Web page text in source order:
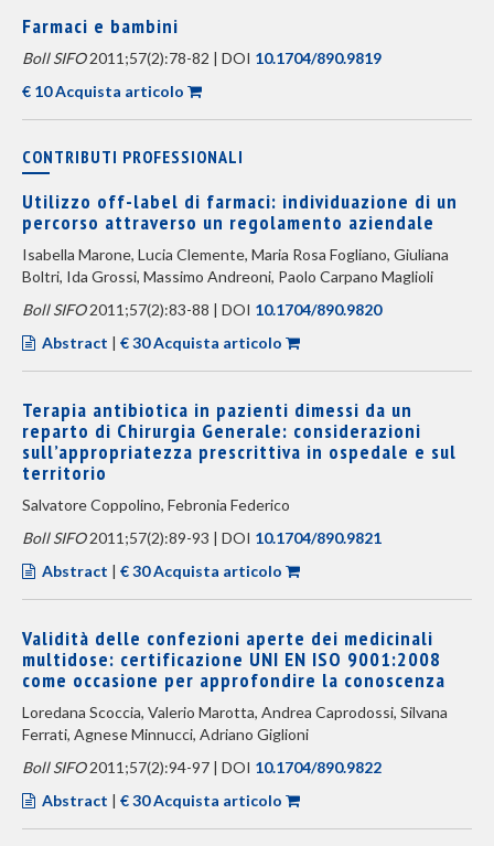
Farmaci e bambini
Boll SIFO2011;57(2):78-82 | DOI 10.1704/890.9819
€ 10 Acquista articolo
CONTRIBUTI PROFESSIONALI
Utilizzo off-label di farmaci: individuazione di un
percorso attraverso un regolamento aziendale
Isabella Marone, Lucia Clemente, Maria Rosa Fogliano, Giuliana
Boltri, Ida Grossi, Massimo Andreoni, Paolo Carpano Maglioli
Boll SIFO2011;57(2):83-88 | DOI 10.1704/890.9820
Abstract | € 30 Acquista articolo
Terapia antibiotica in pazienti dimessi da un
reparto di Chirurgia Generale: considerazioni
sull’appropriatezza prescrittiva in ospedale e sul
territorio
Salvatore Coppolino, Febronia Federico
Boll SIFO2011;57(2):89-93 | DOI 10.1704/890.9821
Abstract | € 30 Acquista articolo
Validità delle confezioni aperte dei medicinali
multidose: certificazione UNI EN ISO 9001:2008
come occasione per approfondire la conoscenza
Loredana Scoccia, Valerio Marotta, Andrea Caprodossi, Silvana
Ferrati, Agnese Minnucci, Adriano Giglioni
Boll SIFO2011;57(2):94-97 | DOI 10.1704/890.9822
Abstract | € 30 Acquista articolo